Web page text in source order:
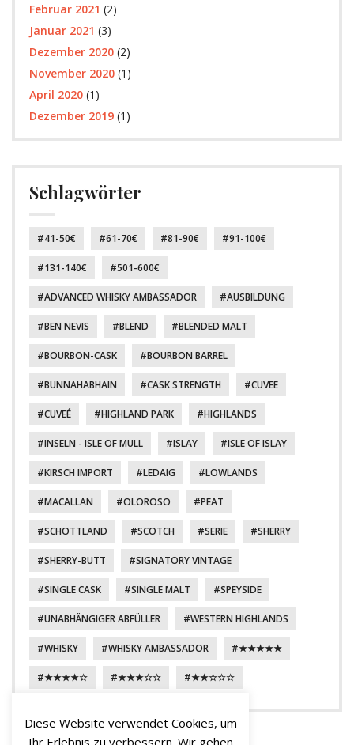
Februar 2021 (2)
Januar 2021 (3)
Dezember 2020(2)
November 2020(1)
April 2020(1)
Dezember 2019(1)
Schlagwörter
41-50€ 61-70€ 81-90€ 91-100€
131-140€ 501-600€
ADVANCED WHISKY AMBASSADOR AUSBILDUNG
BEN NEVIS BLEND BLENDED MALT
BOURBON-CASK BOURBON BARREL
BUNNAHABHAIN CASK STRENGTH CUVEE
CUVEÉ HIGHLAND PARK HIGHLANDS
INSELN - ISLE OF MULL ISLAY ISLE OF ISLAY
KIRSCH IMPORT LEDAIG LOWLANDS
MACALLAN OLOROSO PEAT
SCHOTTLAND SCOTCH SERIE SHERRY
SHERRY-BUTT SIGNATORY VINTAGE
SINGLE CASK SINGLE MALT SPEYSIDE
UNABHÄNGIGER ABFÜLLER WESTERN HIGHLANDS
WHISKY WHISKY AMBASSADOR ★★★★★
★★★★☆ ★★★☆☆ ★★☆☆☆
Diese Website verwendet Cookies, um